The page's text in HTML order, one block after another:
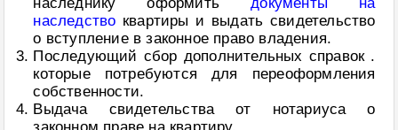
наследство квартиры и выдать свидетельство
о вступление в законное право владения.
Последующий сбор дополнительных справок .
которые потребуются для переоформления
собственности.
Выдача свидетельства от нотариуса о